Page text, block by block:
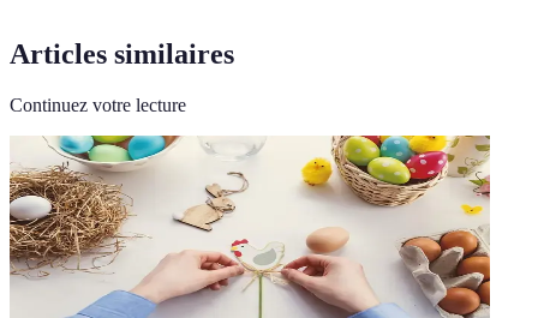
Articles similaires
Continuez votre lecture